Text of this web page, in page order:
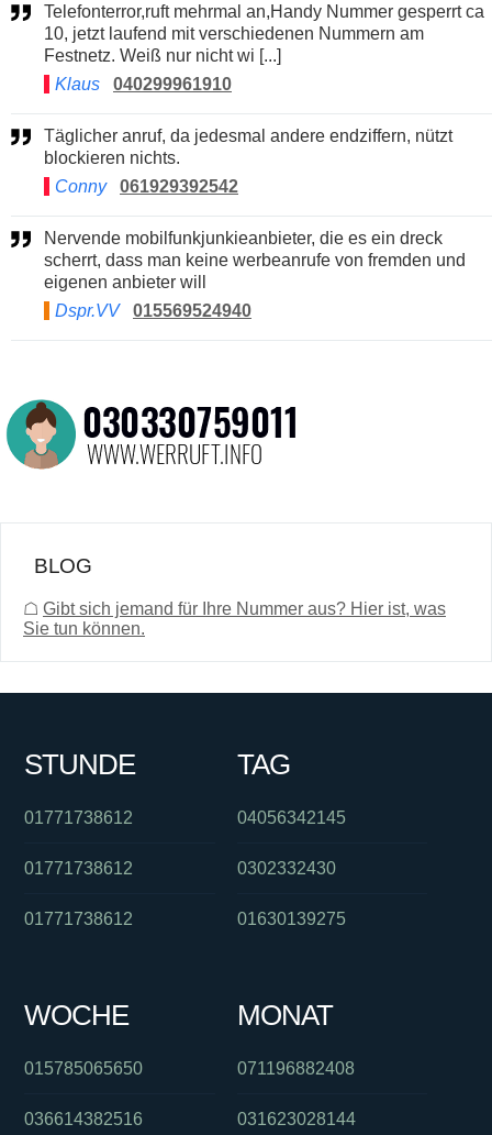
Telefonterror,ruft mehrmal an,Handy Nummer gesperrt ca
10, jetzt laufend mit verschiedenen Nummern am
Festnetz. Weiß nur nicht wi [...]
Klaus
040299961910
Täglicher anruf, da jedesmal andere endziffern, nützt
blockieren nichts.
Conny
061929392542
Nervende mobilfunkjunkieanbieter, die es ein dreck
scherrt, dass man keine werbeanrufe von fremden und
eigenen anbieter will
Dspr.VV
015569524940
BLOG
☖ Gibt sich jemand für Ihre Nummer aus? Hier ist, was
Sie tun können.
STUNDE
01771738612
01771738612
01771738612
TAG
04056342145
0302332430
01630139275
WOCHE
015785065650
036614382516
MONAT
071196882408
031623028144